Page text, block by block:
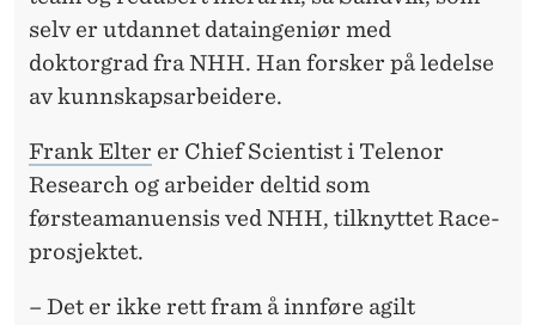
selv er utdannet dataingeniør med
doktorgrad fra NHH. Han forsker på ledelse
av kunnskapsarbeidere.
Frank Elter er Chief Scientist i Telenor
Research og arbeider deltid som
førsteamanuensis ved NHH, tilknyttet Race-
prosjektet.
– Det er ikke rett fram å innføre agilt